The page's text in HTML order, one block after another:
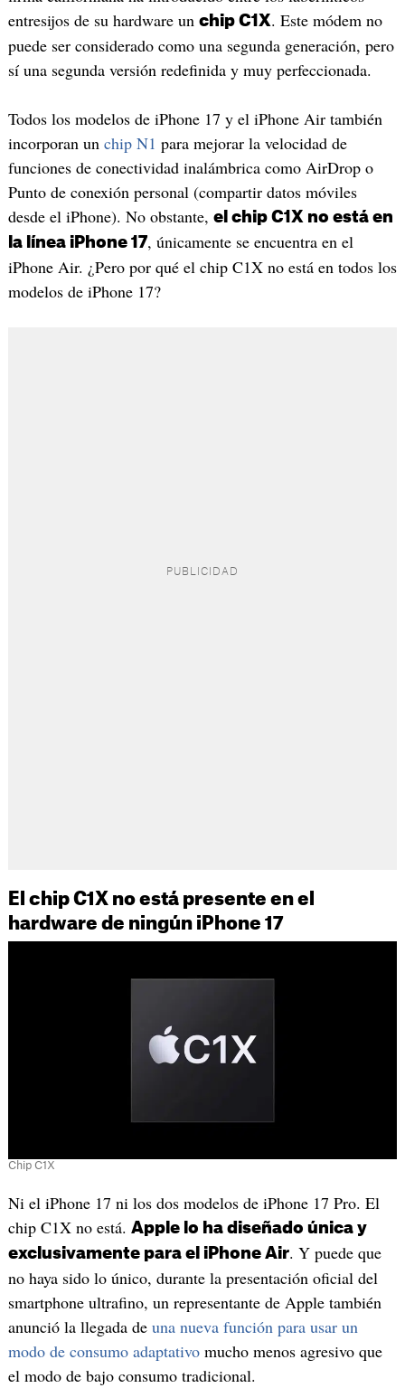
entresijos de su hardware un chip C1X. Este módem no
puede ser considerado como una segunda generación, pero
sí una segunda versión redefinida y muy perfeccionada.
Todos los modelos de iPhone 17 y el iPhone Air también
incorporan un chip N1 para mejorar la velocidad de
funciones de conectividad inalámbrica como AirDrop o
Punto de conexión personal (compartir datos móviles
desde el iPhone). No obstante, el chip C1X no está en
la línea iPhone 17, únicamente se encuentra en el
iPhone Air. ¿Pero por qué el chip C1X no está en todos los
modelos de iPhone 17?
El chip C1X no está presente en el
hardware de ningún iPhone 17
Chip C1X
Ni el iPhone 17 ni los dos modelos de iPhone 17 Pro. El
chip C1X no está. Apple lo ha diseñado única y
exclusivamente para el iPhone Air. Y puede que
no haya sido lo único, durante la presentación oficial del
smartphone ultrafino, un representante de Apple también
anunció la llegada de una nueva función para usar un
modo de consumo adaptativomucho menos agresivo que
el modo de bajo consumo tradicional.